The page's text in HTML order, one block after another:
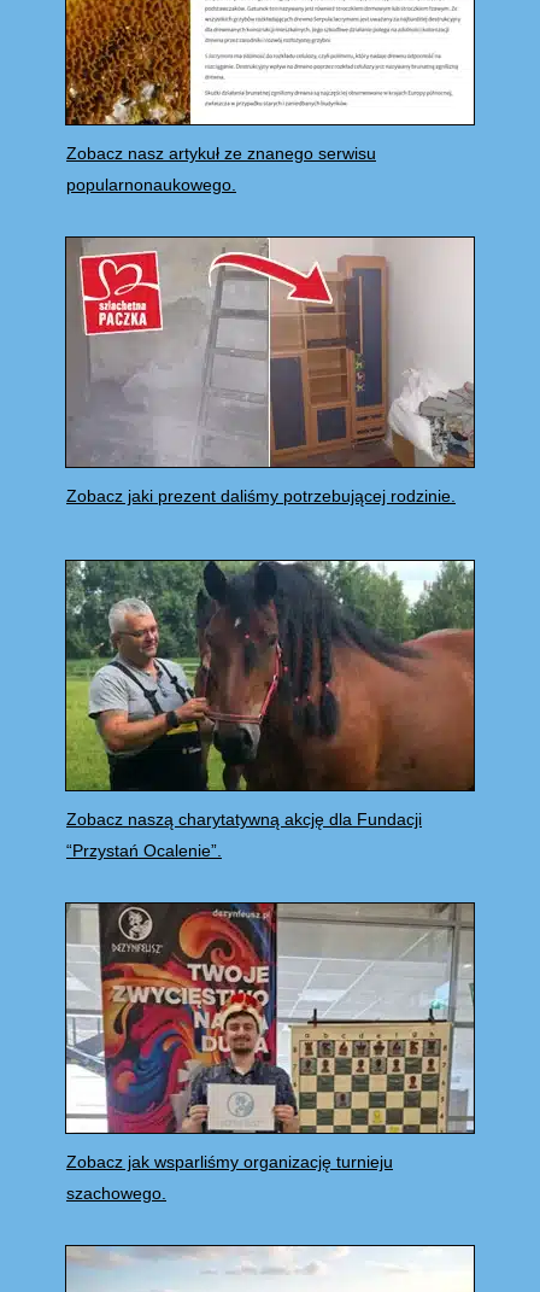
Zobacz nasz artykuł ze znanego serwisu
popularnonaukowego.
Zobacz jaki prezent daliśmy potrzebującej rodzinie.
Zobacz naszą charytatywną akcję dla Fundacji
“Przystań Ocalenie”.
Zobacz jak wsparliśmy organizację turnieju
szachowego.